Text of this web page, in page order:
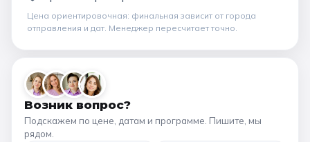
Цена ориентировочная: финальная зависит от города
отправления и дат. Менеджер пересчитает точно.
Возник вопрос?
Подскажем по цене, датам и программе. Пишите, мы
рядом.